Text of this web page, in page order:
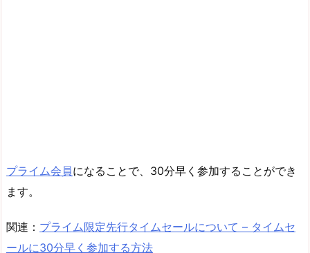
プライム会員になることで、30分早く参加することができ
ます。
関連： プライム限定先行タイムセールについて – タイムセ
ールに30分早く参加する方法